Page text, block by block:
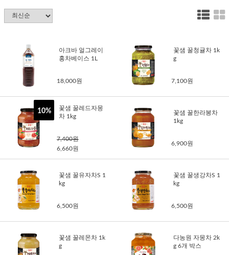
아크바 얼그레이
홍차베이스 1L
18,000원
꽃샘 꿀청귤차 1k
g
7,100원
10%
꽃샘 꿀레드자몽
차 1kg
7,400원
6,660원
꽃샘 꿀한라봉차
1kg
6,900원
꽃샘 꿀유자차S 1
kg
6,500원
꽃샘 꿀생강차S 1
kg
6,500원
꽃샘 꿀레몬차 1k
g
다농원 자몽차 2k
g 6개 박스